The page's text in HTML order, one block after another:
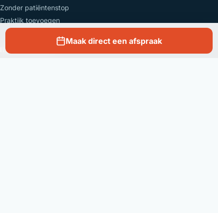
Zonder patiëntenstop
Praktijk toevoegen
INFO & ADVIES
Maak direct een afspraak